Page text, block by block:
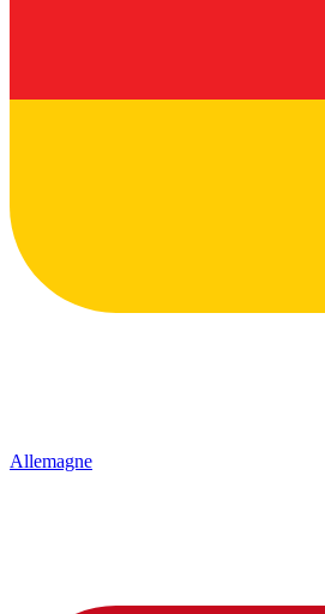
Allemagne